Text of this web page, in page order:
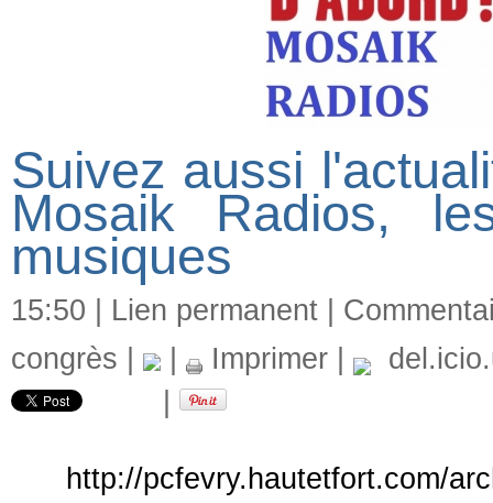
Suivez aussi
Mosaik Radios,
musiques
15:50 | Lien permanent
congrès
Imprimer
http://pcfevry.hautetfort.com/